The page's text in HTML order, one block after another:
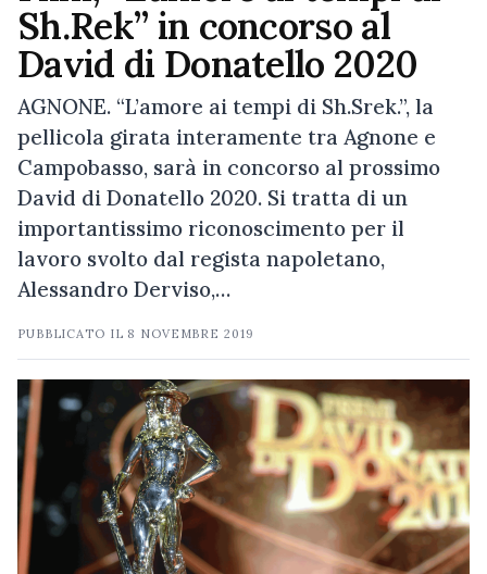
Sh.Rek” in concorso al
David di Donatello 2020
AGNONE. “L’amore ai tempi di Sh.Srek.”, la
pellicola girata interamente tra Agnone e
Campobasso, sarà in concorso al prossimo
David di Donatello 2020. Si tratta di un
importantissimo riconoscimento per il
lavoro svolto dal regista napoletano,
Alessandro Derviso,…
PUBBLICATO IL 8 NOVEMBRE 2019